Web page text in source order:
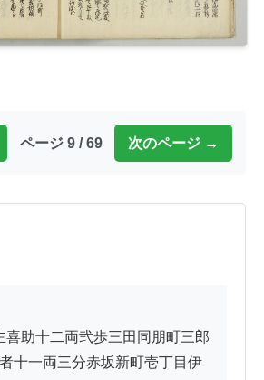
ページ 9 / 69 次のページ →
十一両三分赤坂新町壱丁目伊